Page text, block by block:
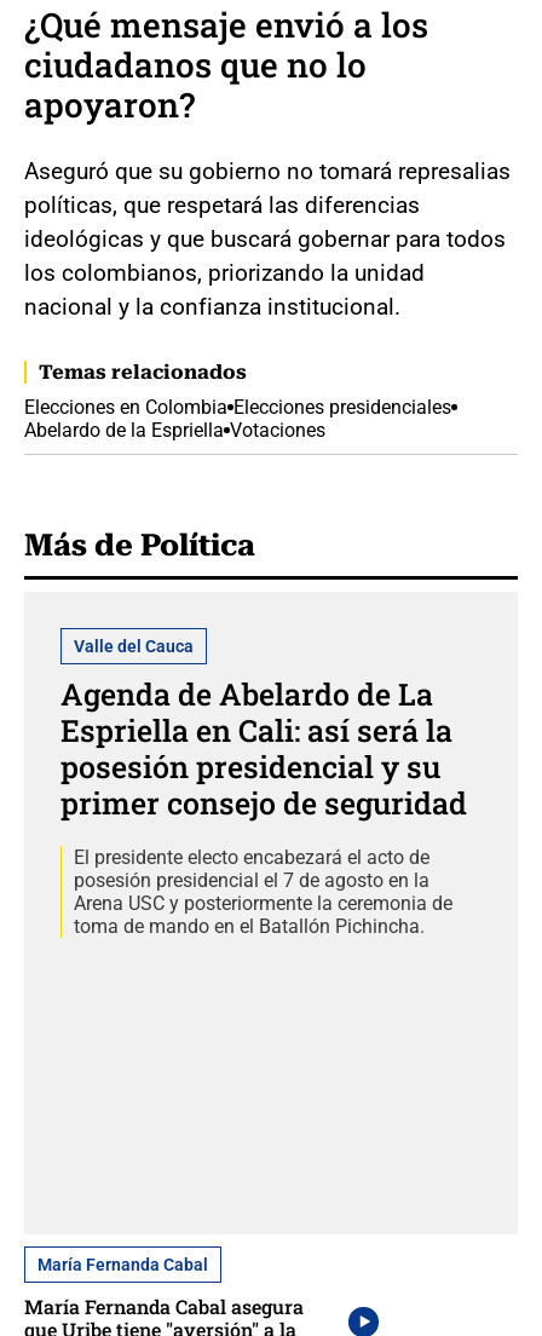
¿Qué mensaje envió a los
ciudadanos que no lo
apoyaron?
Aseguró que su gobierno no tomará represalias
políticas, que respetará las diferencias
ideológicas y que buscará gobernar para todos
los colombianos, priorizando la unidad
nacional y la confianza institucional.
Temas relacionados
Elecciones en Colombia Elecciones presidenciales
Abelardo de la Espriella Votaciones
Más de Política
Valle del Cauca
Agenda de Abelardo de La
Espriella en Cali: así será la
posesión presidencial y su
primer consejo de seguridad
El presidente electo encabezará el acto de
posesión presidencial el 7 de agosto en la
Arena USC y posteriormente la ceremonia de
toma de mando en el Batallón Pichincha.
María Fernanda Cabal
María Fernanda Cabal asegura
que Uribe tiene "aversión" a la